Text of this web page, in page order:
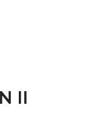
II